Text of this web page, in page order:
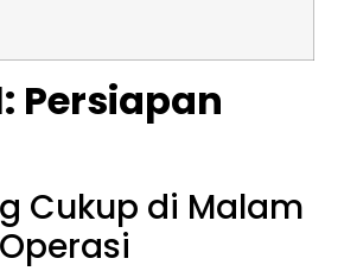
Persiapan
Cukup di Malam